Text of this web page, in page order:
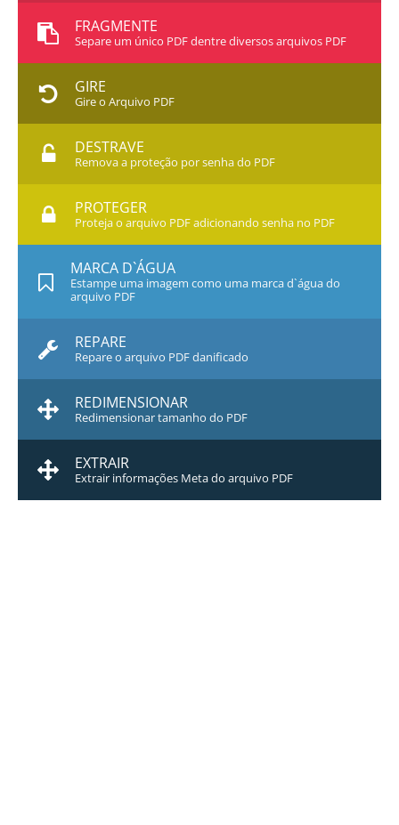
FRAGMENTE
Separe um único PDF dentre diversos arquivos PDF
GIRE
Gire o Arquivo PDF
DESTRAVE
Remova a proteção por senha do PDF
PROTEGER
Proteja o arquivo PDF adicionando senha no PDF
MARCA D`ÁGUA
Estampe uma imagem como uma marca d`água do
arquivo PDF
REPARE
Repare o arquivo PDF danificado
REDIMENSIONAR
Redimensionar tamanho do PDF
EXTRAIR
Extrair informações Meta do arquivo PDF